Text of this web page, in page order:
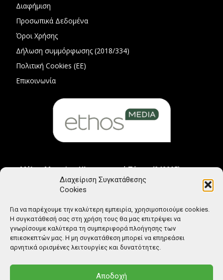
Διαχείριση Συγκατάθεσης
Cookies
Για να παρέχουμε την καλύτερη εμπειρία, χρησιμοποιούμε cookies.
Η συγκατάθεσή σας στη χρήση τους θα μας επιτρέψει να
γνωρίσουμε καλύτερα τη συμπεριφορά πλοήγησης των
επιεσκεπτών μας. Η μη συγκατάθεση μπορεί να επηρεάσει
αρνητικά ορισμένες λειτουργίες και δυνατότητες.
Αποδοχή
Διαφήμιση
Προσωπικά Δεδομένα
Όροι Χρήσης
Δήλωση συμμόρφωσης (2018/334)
Πολιτική Cookies (ΕΕ)
Επικοινωνία
Μέλος Μητρώου Ηλεκτρονικού Τύπου (242225)